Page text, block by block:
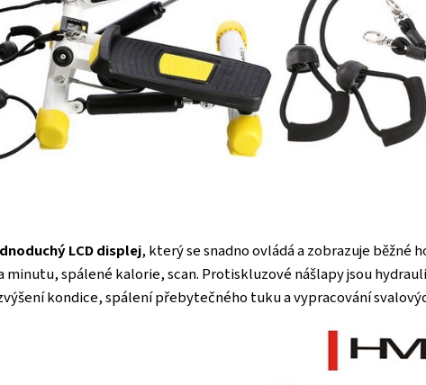
LCD displej, který se snadno ovládá a zobrazuje běžné
minutu, spálené kalorie, scan. Protiskluzové nášlapy jsou
kondice, spálení přebytečného tuku a vypracování